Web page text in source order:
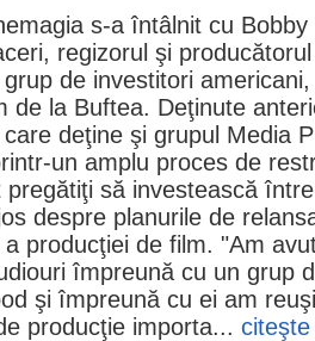
s-a întâlnit cu Bobby
regizorul şi
grup de investitori
de la Buftea. Deţinute
deţine şi grupul Media
un amplu proces de
pregătiţi să investească
despre planurile de
producţiei de film. "Am
împreună cu un grup
şi împreună cu ei am
producţie importa... citeşte